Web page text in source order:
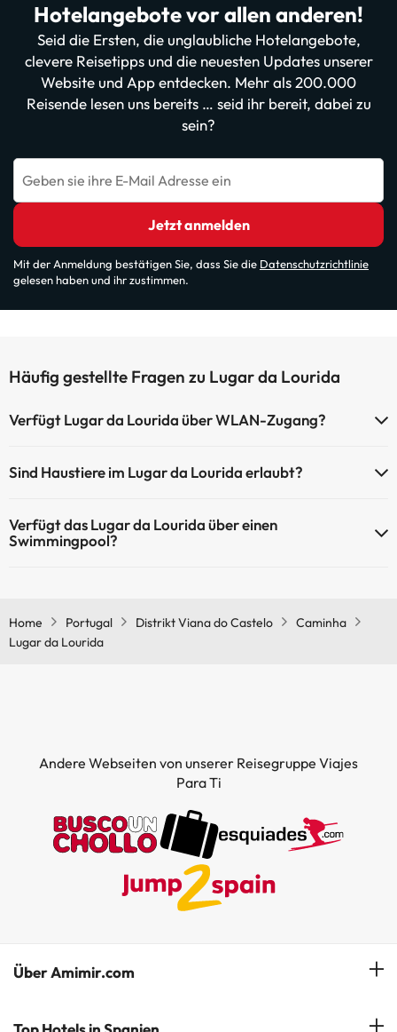
Hotelangebote vor allen anderen!
Seid die Ersten, die unglaubliche Hotelangebote,
clevere Reisetipps und die neuesten Updates unserer
Website und App entdecken. Mehr als 200.000
Reisende lesen uns bereits … seid ihr bereit, dabei zu
sein?
Geben sie ihre E-Mail Adresse ein
Jetzt anmelden
Mit der Anmeldung bestätigen Sie, dass Sie die Datenschutzrichtlinie
gelesen haben und ihr zustimmen.
Häufig gestellte Fragen zu Lugar da Lourida
Verfügt Lugar da Lourida über WLAN-Zugang?
Sind Haustiere im Lugar da Lourida erlaubt?
Verfügt das Lugar da Lourida über einen
Swimmingpool?
Außenpool (Sommersaison)
Home Portugal Distrikt Viana do Castelo
Caminha
Lugar da Lourida
Andere Webseiten von unserer Reisegruppe Viajes
Para Ti
Über Amimir.com
Unser Team